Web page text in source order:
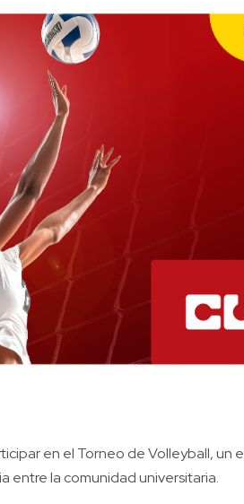
en el Torneo de Volleyball,
entre la comunidad universitaria.